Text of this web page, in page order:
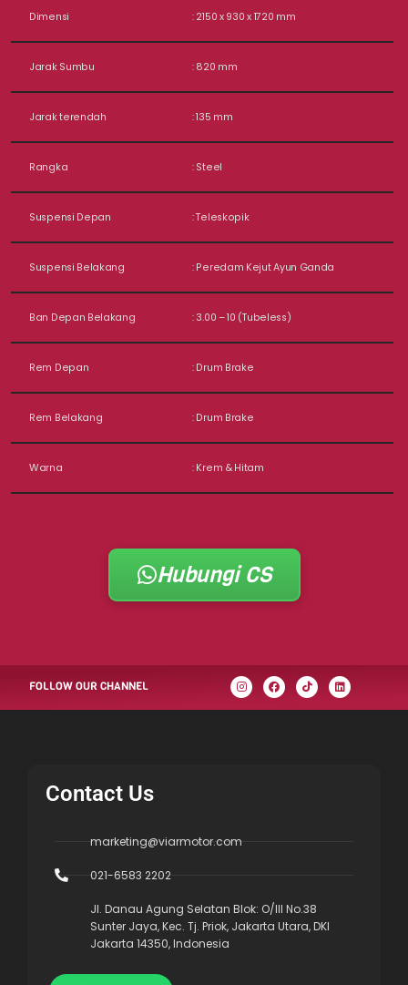
Dimensi : 2150 x 930 x 1720 mm
Jarak Sumbu : 820 mm
Jarak terendah : 135 mm
Rangka : Steel
Suspensi Depan : Teleskopik
Suspensi Belakang : Peredam Kejut Ayun Ganda
Ban Depan Belakang : 3.00 – 10 (Tubeless)
Rem Depan : Drum Brake
Rem Belakang : Drum Brake
Warna : Krem & Hitam
Hubungi CS
FOLLOW OUR CHANNEL
Contact Us
marketing@viarmotor.com
021-6583 2202
Jl. Danau Agung Selatan Blok: O/III No.38
Sunter Jaya, Kec. Tj. Priok, Jakarta Utara, DKI
Jakarta 14350, Indonesia